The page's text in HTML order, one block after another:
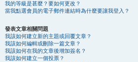
我的等級是甚麼？要如何更改？
當我點選會員的電子郵件連結時為什麼要讓我登入？
發表文章相關問題
我該如何建立新的主題或回覆文章？
我該如何編輯或刪除一篇文章？
我該如何在我的文章後增加簽名？
我該如何建立一個投票？